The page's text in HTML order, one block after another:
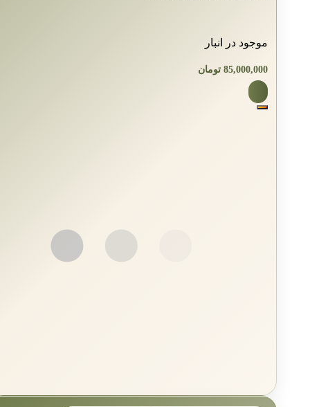
موجود در انبار
85,000,000 تومان